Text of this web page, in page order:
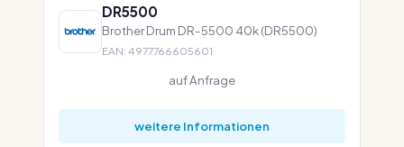
DR5500
Brother Drum DR-5500 40k (DR5500)
EAN: 4977766605601
auf Anfrage
weitere Informationen